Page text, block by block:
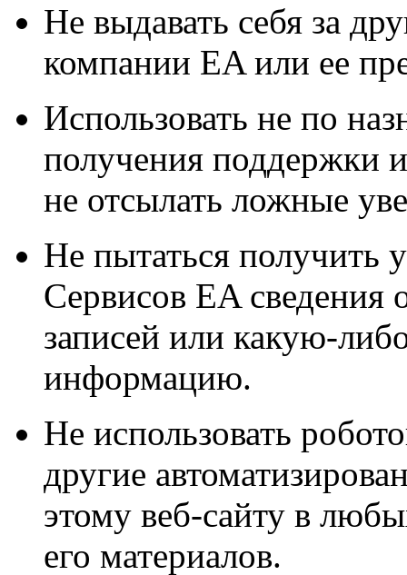
Не выдавать себя за
компании EA или ее
Использовать не по
получения поддержки
не отсылать ложные
Не пытаться получить
Сервисов EA
записей или какую-
информацию.
Не использовать
другие
этому веб-сайту в
его материалов.